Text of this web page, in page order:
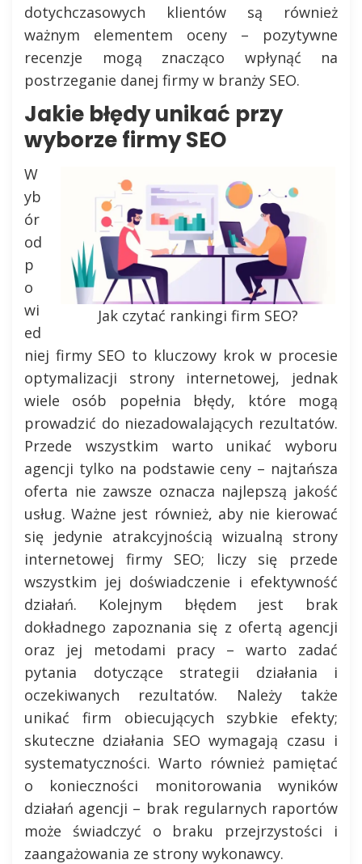
dotychczasowych klientów są również
ważnym elementem oceny – pozytywne
recenzje mogą znacząco wpłynąć na
postrzeganie danej firmy w branży SEO.
Jakie błędy unikać przy
wyborze firmy SEO
Jak czytać rankingi firm SEO?
W
yb
ór
od
p
o
wi
ed
niej firmy SEO to kluczowy krok w procesie
optymalizacji strony internetowej, jednak
wiele osób popełnia błędy, które mogą
prowadzić do niezadowalających rezultatów.
Przede wszystkim warto unikać wyboru
agencji tylko na podstawie ceny – najtańsza
oferta nie zawsze oznacza najlepszą jakość
usług. Ważne jest również, aby nie kierować
się jedynie atrakcyjnością wizualną strony
internetowej firmy SEO; liczy się przede
wszystkim jej doświadczenie i efektywność
działań. Kolejnym błędem jest brak
dokładnego zapoznania się z ofertą agencji
oraz jej metodami pracy – warto zadać
pytania dotyczące strategii działania i
oczekiwanych rezultatów. Należy także
unikać firm obiecujących szybkie efekty;
skuteczne działania SEO wymagają czasu i
systematyczności. Warto również pamiętać
o konieczności monitorowania wyników
działań agencji – brak regularnych raportów
może świadczyć o braku przejrzystości i
zaangażowania ze strony wykonawcy.